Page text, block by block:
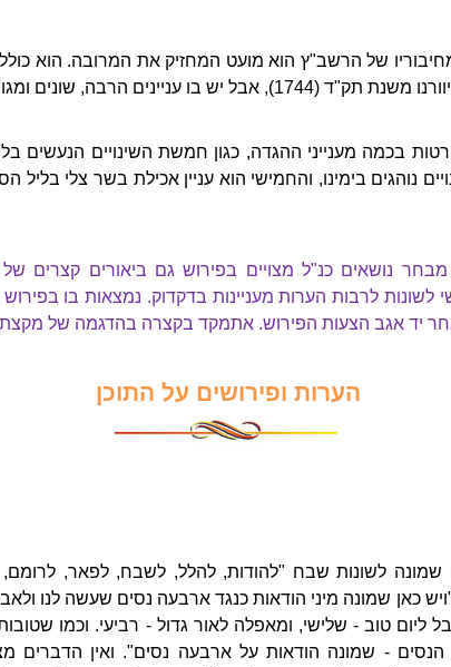
של הרשב"ץ הוא מועט המחזיק את המרובה. הוא
בו עניינים הרבה, שונים ומגוונים.
בכמה מענייני ההגדה, כגון חמשת השינויים הנעשים
נוהגים בימינו, והחמישי הוא עניין אכילת בשר צלי בליל
נושאים כנ"ל מצויים בפירוש גם ביאורים קצרים
לשונות לרבות הערות מעניינות בדקדוק. נמצאות בו
יד אגב הצעות הפירוש. אתמקד בקצרה בהדגמה של מקצת
הערות ופירושים על התוכן
שמונה לשונות שבח "להודות, להלל, לשבח, לפאר,
כאן שמונה מיני הודאות כנגד ארבעה נסים שעשה לנו
ליום טוב - שלישי, ומאפלה לאור גדול - רביעי. וכמו שטובות
הנסים - שמונה הודאות על ארבעה נסים". ואין הדברים